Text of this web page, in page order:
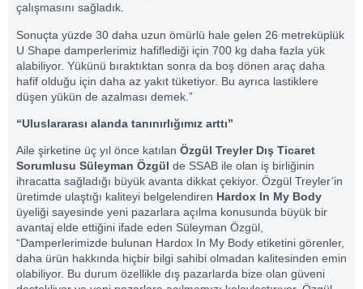
çalışmasını sağladık.
Sonuçta yüzde 30 daha uzun ömürlü hale gelen 26 metreküplük
U Shape damperlerimiz hafiflediği için 700 kg daha fazla yük
alabiliyor. Yükünü bıraktıktan sonra da boş dönen araç daha
hafif olduğu için daha az yakıt tüketiyor. Bu ayrıca lastiklere
düşen yükün de azalması demek.”
“Uluslararası alanda tanınırlığımız arttı”
Aile şirketine üç yıl önce katılan Özgül Treyler Dış Ticaret
Sorumlusu Süleyman Özgül de SSAB ile olan iş birliğinin
ihracatta sağladığı büyük avanta dikkat çekiyor. Özgül Treyler’in
üretimde ulaştığı kaliteyi belgelendiren Hardox In My Body
üyeliği sayesinde yeni pazarlara açılma konusunda büyük bir
avantaj elde ettiğini ifade eden Süleyman Özgül,
“Damperlerimizde bulunan Hardox In My Body etiketini görenler,
daha ürün hakkında hiçbir bilgi sahibi olmadan kalitesinden emin
olabiliyor. Bu durum özellikle dış pazarlarda bize olan güveni